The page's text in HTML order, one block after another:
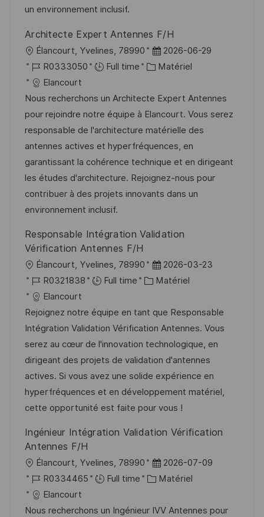
o
a
g
e
d
p
o
s
t
e
un environnement inclusif.
Architecte Expert Antennes F/H
o
c
a
l
i
s
a
t
i
o
Élancourt, Yvelines, 78990
D
a
e
d
’
a
f
f
i
a
e
2026-06-29
R
é
f
é
r
e
n
c
e
d
p
t
e
R0333050 Full time
C
t
é
g
o
r
i
e
Matériel
Elancourt
Nous recherchons un Architecte Expert Antennes
pour rejoindre notre équipe à Elancourt. Vous serez
responsable de l'architecture matérielle des
antennes actives et hyperfréquences, en
garantissant la cohérence technique et en dirigeant
les études d'architecture. Rejoignez-nous pour
contribuer à des projets innovants dans un
environnement inclusif.
Responsable Intégration Validation
Vérification Antennes F/H
o
c
a
l
i
s
a
t
i
n
Élancourt, Yvelines, 78990
D
a
e
d
’
a
f
f
i
h
g
2026-03-23
R
é
f
é
r
e
n
c
e
u
s
t
R0321838 Full time
C
t
é
g
o
r
i
e
Matériel
Elancourt
Rejoignez notre équipe en tant que Responsable
Intégration Validation Vérification Antennes. Vous
serez au cœur de l'innovation technologique, en
dirigeant des projets de validation d'antennes
actives. Si vous avez une solide expérience en
hyperfréquences et en développement matériel,
cette opportunité est faite pour vous !
Ingénieur Intégration Validation Vérification
Antennes F/H
o
c
a
Élancourt, Yvelines, 78990
D
a
e
2026-07-09
R
é
f
R0334465 Full time
C
t
Matériel
Elancourt
Nous recherchons un Ingénieur IVV Antennes pour